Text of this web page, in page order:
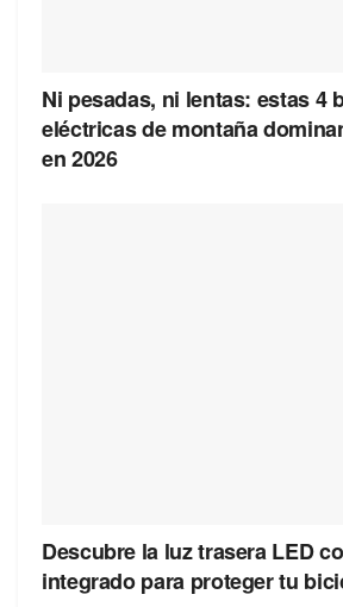
Ni pesadas, ni lentas: estas 4
eléctricas de montaña
en 2026
Descubre la luz trasera LED
integrado para proteger tu